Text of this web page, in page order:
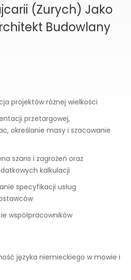
(Zurych) Jako
Budowlany
projektów różnej wielkości
przetargowej,
określanie masy i szacowanie
szans i zagrożeń oraz
kalkulacji
specyfikacji usług
współpracowników
języka niemieckiego w mowie i